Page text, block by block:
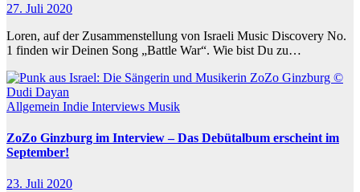
27. Juli 2020
Loren, auf der Zusammenstellung von Israeli Music Discovery No.
1 finden wir Deinen Song „Battle War“. Wie bist Du zu…
Allgemein Indie Interviews Musik
ZoZo Ginzburg im Interview – Das Debütalbum erscheint im
September!
23. Juli 2020